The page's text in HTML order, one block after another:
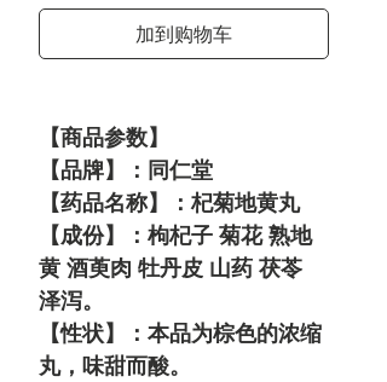
加到购物车
【商品参数】
【品牌】：同仁堂
【药品名称】：杞菊地黄丸
【成份】：枸杞子 菊花 熟地
黄 酒萸肉 牡丹皮 山药 茯苓
泽泻。
【性状】：本品为棕色的浓缩
丸，味甜而酸。